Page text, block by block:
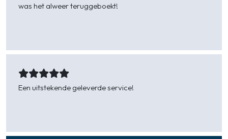
was het alweer teruggeboekt!
Een uitstekende geleverde service!